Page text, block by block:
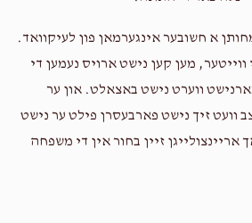
א חשובער אינגערמאן פון לעיקוואד.
ווייטער, מען קען נישט ארויס נעמען די
ווערט נישט באצאלט. און ער
וועט זיך נישט פארבעסרן פילט ער נישט
אריינצולייגן זיין בחור אין די משפחה